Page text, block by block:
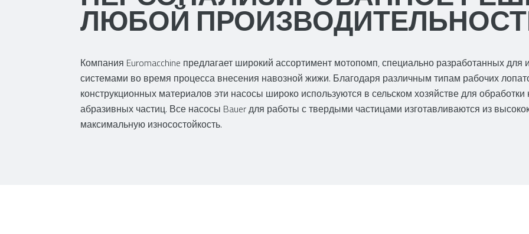
ЛЮБОЙ
Компания Euromacchine предлагает широкий ассортимент мотопомп, специально разработанных
системами во время процесса внесения навозной жижи. Благодаря различным типам рабочих
конструкционных материалов эти насосы широко используются в сельском хозяйстве для
абразивных частиц. Все насосы Bauer для работы с твердыми частицами изготавливаются из
максимальную износостойкость.